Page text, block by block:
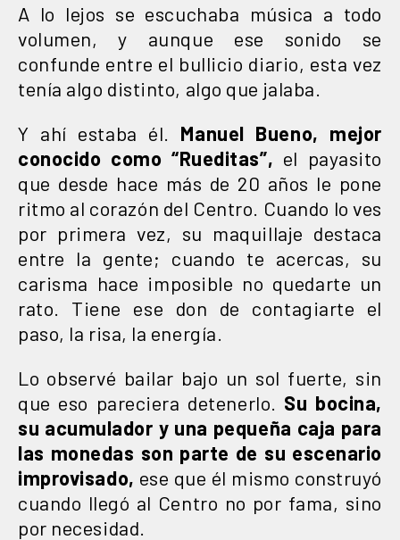
A lo lejos se escuchaba música a todo
volumen, y aunque ese sonido se
confunde entre el bullicio diario, esta vez
tenía algo distinto, algo que jalaba.
Y ahí estaba él. Manuel Bueno, mejor
conocido como “Rueditas”, el payasito
que desde hace más de 20 años le pone
ritmo al corazón del Centro. Cuando lo ves
por primera vez, su maquillaje destaca
entre la gente; cuando te acercas, su
carisma hace imposible no quedarte un
rato. Tiene ese don de contagiarte el
paso, la risa, la energía.
Lo observé bailar bajo un sol fuerte, sin
que eso pareciera detenerlo. Su bocina,
su acumulador y una pequeña caja para
las monedas son parte de su escenario
improvisado, ese que él mismo construyó
cuando llegó al Centro no por fama, sino
por necesidad.